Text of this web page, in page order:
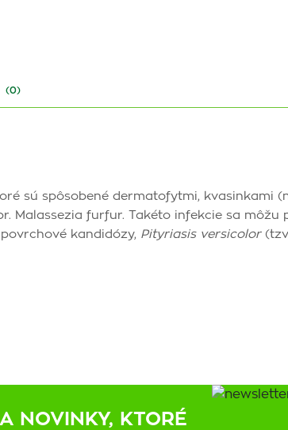
(0)
sú spôsobené dermatofytmi, kvasinkami
Malassezia furfur. Takéto infekcie sa môžu
kandidózy, Pityriasis versicolor
NOVINKY, KTORÉ